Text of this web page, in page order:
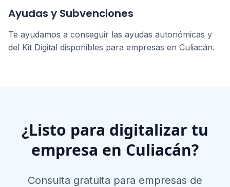
Ayudas y Subvenciones
Te ayudamos a conseguir las ayudas autonómicas y
del Kit Digital disponibles para empresas en Culiacán.
¿Listo para digitalizar tu
empresa en Culiacán?
Consulta gratuita para empresas de